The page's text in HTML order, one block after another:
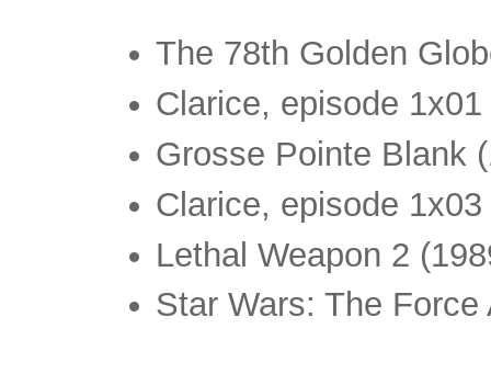
The 78th Golden
Clarice, episode 1x01
Grosse Pointe Blank
Clarice, episode 1x03
Lethal Weapon 2
Star Wars: The Force